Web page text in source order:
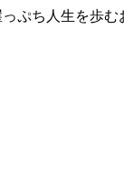
ぷち人生を歩む